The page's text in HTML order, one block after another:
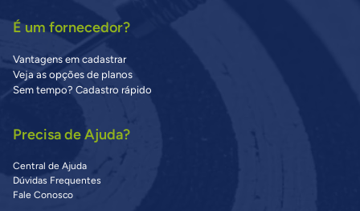
É um fornecedor?
Vantagens em cadastrar
Veja as opções de planos
Sem tempo? Cadastro rápido
Precisa de Ajuda?
Central de Ajuda
Dúvidas Frequentes
Fale Conosco